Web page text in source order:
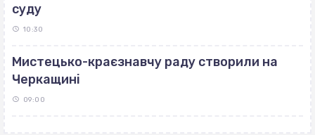
суду
10:30
Мистецько-краєзнавчу раду створили на
Черкащині
09:00